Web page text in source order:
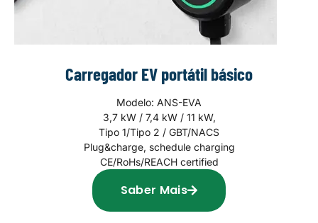
Carregador EV portátil básico
Modelo: ANS-EVA
3,7 kW / 7,4 kW / 11 kW,
Tipo 1/Tipo 2 / GBT/NACS
Plug&charge, schedule charging
CE/RoHs/REACH certified
Saber Mais